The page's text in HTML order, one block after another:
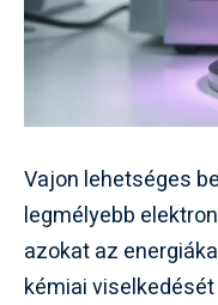
Vajon lehetséges
legmélyebb
azokat az
kémiai